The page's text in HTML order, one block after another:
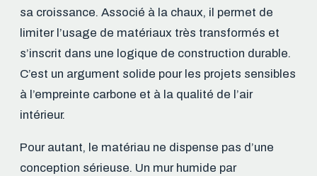
sa croissance. Associé à la chaux, il permet de
limiter l’usage de matériaux très transformés et
s’inscrit dans une logique de construction durable.
C’est un argument solide pour les projets sensibles
à l’empreinte carbone et à la qualité de l’air
intérieur.
Pour autant, le matériau ne dispense pas d’une
conception sérieuse. Un mur humide par